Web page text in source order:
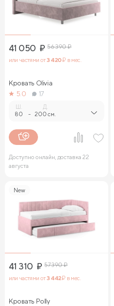
41 050 ₽ 56 390₽
или частями от3 420₽ в мес.
Кровать Olivia
5.0
17
80 -
Д.
200 см.
Доступно онлайн, доставка 22
августа
New
41 310 ₽ 57 390₽
или частями от3 442₽ в мес.
Кровать Polly